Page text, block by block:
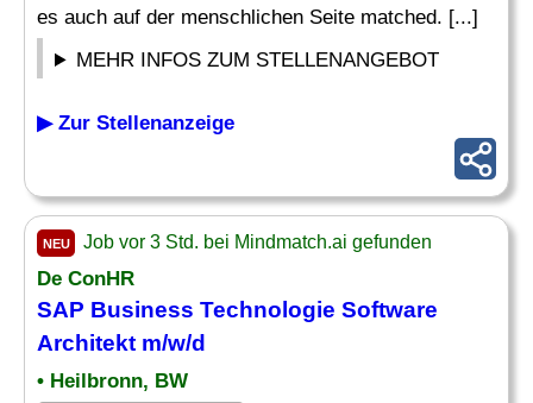
es auch auf der menschlichen Seite matched. [...]
MEHR INFOS ZUM STELLENANGEBOT
▶ Zur Stellenanzeige
NEU Job vor 3 Std. bei Mindmatch.ai gefunden
De ConHR
SAP Business Technologie Software
Architekt m/w/d
• Heilbronn, BW